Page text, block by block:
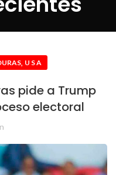
, U S A
pide a Trump
electoral